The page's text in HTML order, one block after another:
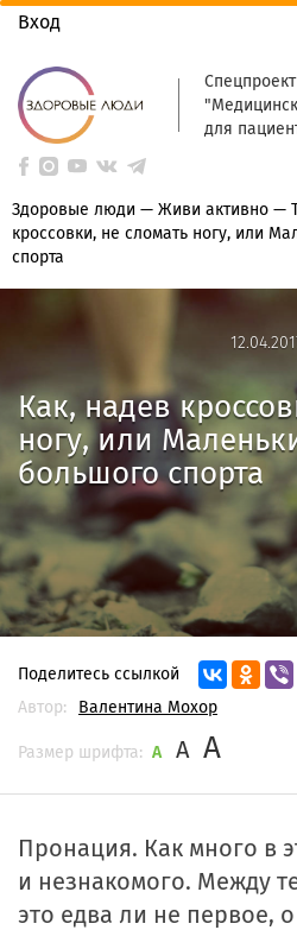
Вход
Спецпроект
для
Здоровые люди — Живи активно —
кроссовки, не сломать ногу, или
спорта
Как, надев
ногу, или
большого спорта
Поделитесь ссылкой
Автор:
Валентина Мохор
Размер шрифта: A A A
Пронация. Как много в
и незнакомого. Между
это едва ли не первое,